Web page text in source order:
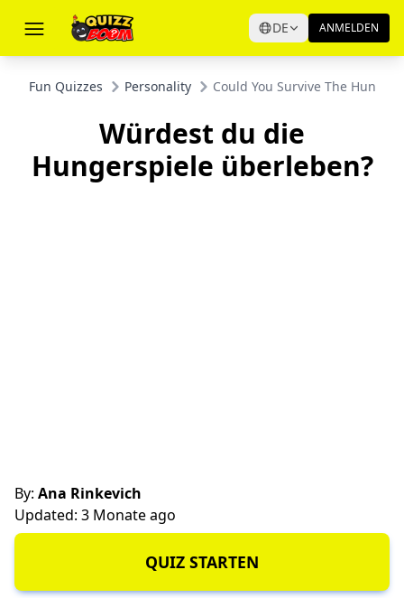
DE ANMELDEN
Fun Quizzes Personality Could You Survive The Hunger
Würdest du die
Hungerspiele überleben?
By: Ana Rinkevich
Updated: 3 Monate ago
QUIZ STARTEN